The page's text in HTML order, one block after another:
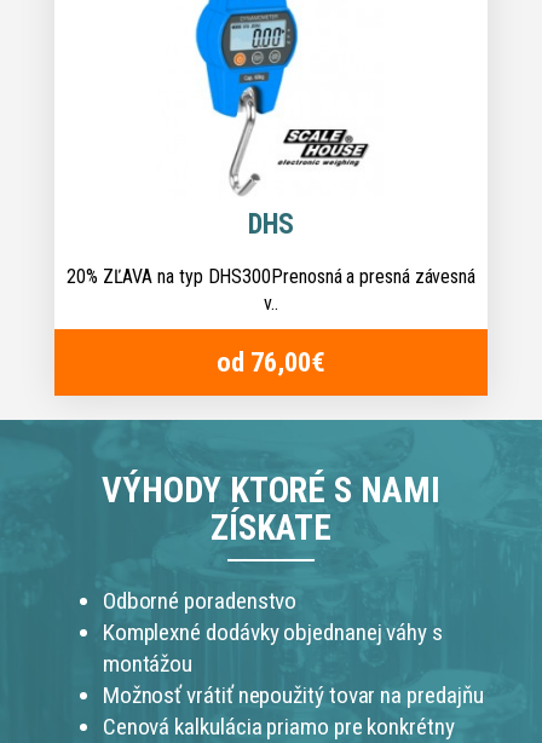
DHS
20% ZĽAVA na typ DHS300Prenosná a presná závesná
v..
od 76,00€
VÝHODY KTORÉ S NAMI
ZÍSKATE
Odborné poradenstvo
Komplexné dodávky objednanej váhy s
montážou
Možnosť vrátiť nepoužitý tovar na predajňu
Cenová kalkulácia priamo pre konkrétny